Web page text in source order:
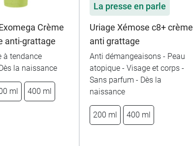
Crème
anti-grattage
à tendance
la naissance
ml 400 ml
La presse en parle
Uriage Xémose c8+ crème
anti grattage
Anti démangeaisons - Peau
atopique - Visage et corps -
Sans parfum - Dès la
naissance
200 ml 400 ml